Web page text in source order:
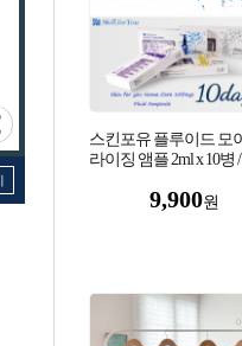
스킨포유 플루이드 모
라이징 앰플 2ml x 10병
9,900원